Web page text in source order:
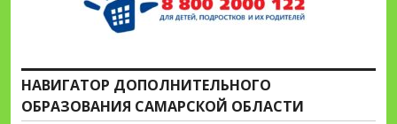
НАВИГАТОР ДОПОЛНИТЕЛЬНОГО
ОБРАЗОВАНИЯ САМАРСКОЙ ОБЛАСТИ